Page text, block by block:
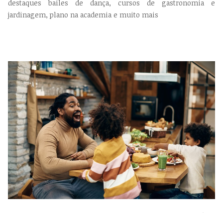
destaques bailes de dança, cursos de gastronomia e
jardinagem, plano na academia e muito mais